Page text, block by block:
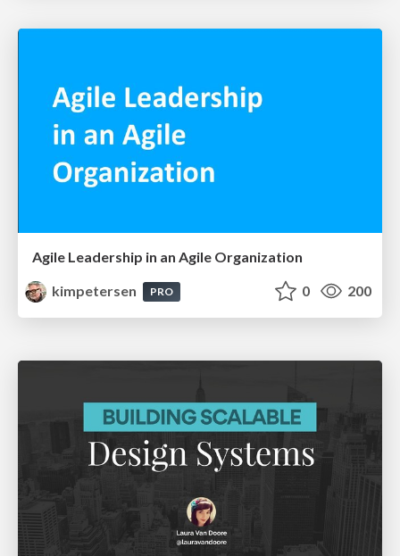
Agile Leadership in an Agile Organization
kimpetersen
PRO 0 200